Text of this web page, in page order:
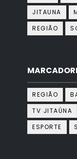
JITAUNA
REGIÃO
REGIÃO
TV JITAÚNA
ESPORTE